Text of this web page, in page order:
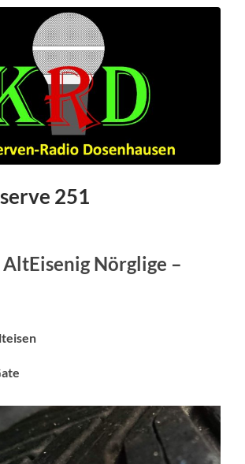
251
AltEisenig Nörglige –